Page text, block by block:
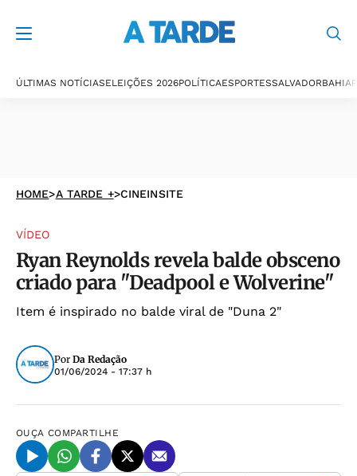
ÚLTIMAS NOTÍCIASELEIÇÕES 2026POLÍTICAESPORTESSALVADORBAHIA
HOME>A TARDE +>CINEINSITE
VÍDEO
Ryan Reynolds revela balde obsceno
criado para "Deadpool e Wolverine"
Item é inspirado no balde viral de "Duna 2"
Por Da Redação
01/06/2024 - 17:37 h
OUÇA COMPARTILHE